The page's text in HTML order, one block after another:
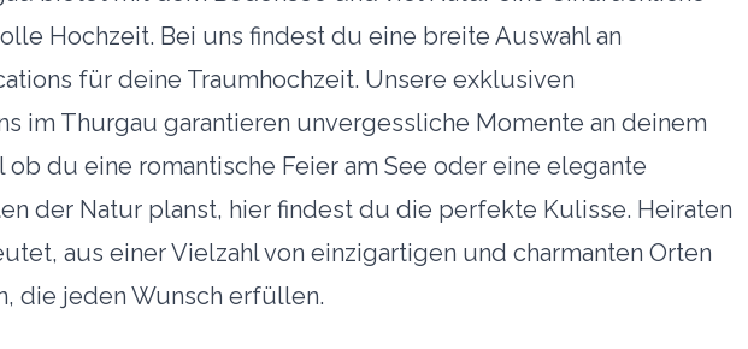
Hochzeit. Bei uns findest du eine breite Auswahl an
für deine Traumhochzeit. Unsere exklusiven
im Thurgau garantieren unvergessliche Momente an deinem
ob du eine romantische Feier am See oder eine elegante
der Natur planst, hier findest du die perfekte Kulisse. Heiraten
aus einer Vielzahl von einzigartigen und charmanten Orten
die jeden Wunsch erfüllen.